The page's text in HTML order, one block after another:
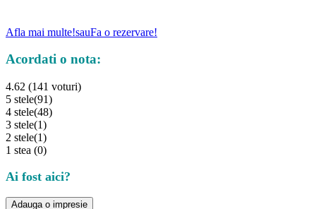
Afla mai multe!sauFa o rezervare!
Acordati o nota:
4.62 (141 voturi)
5 stele(91)
4 stele(48)
3 stele(1)
2 stele(1)
1 stea (0)
Ai fost aici?
Adauga o impresie